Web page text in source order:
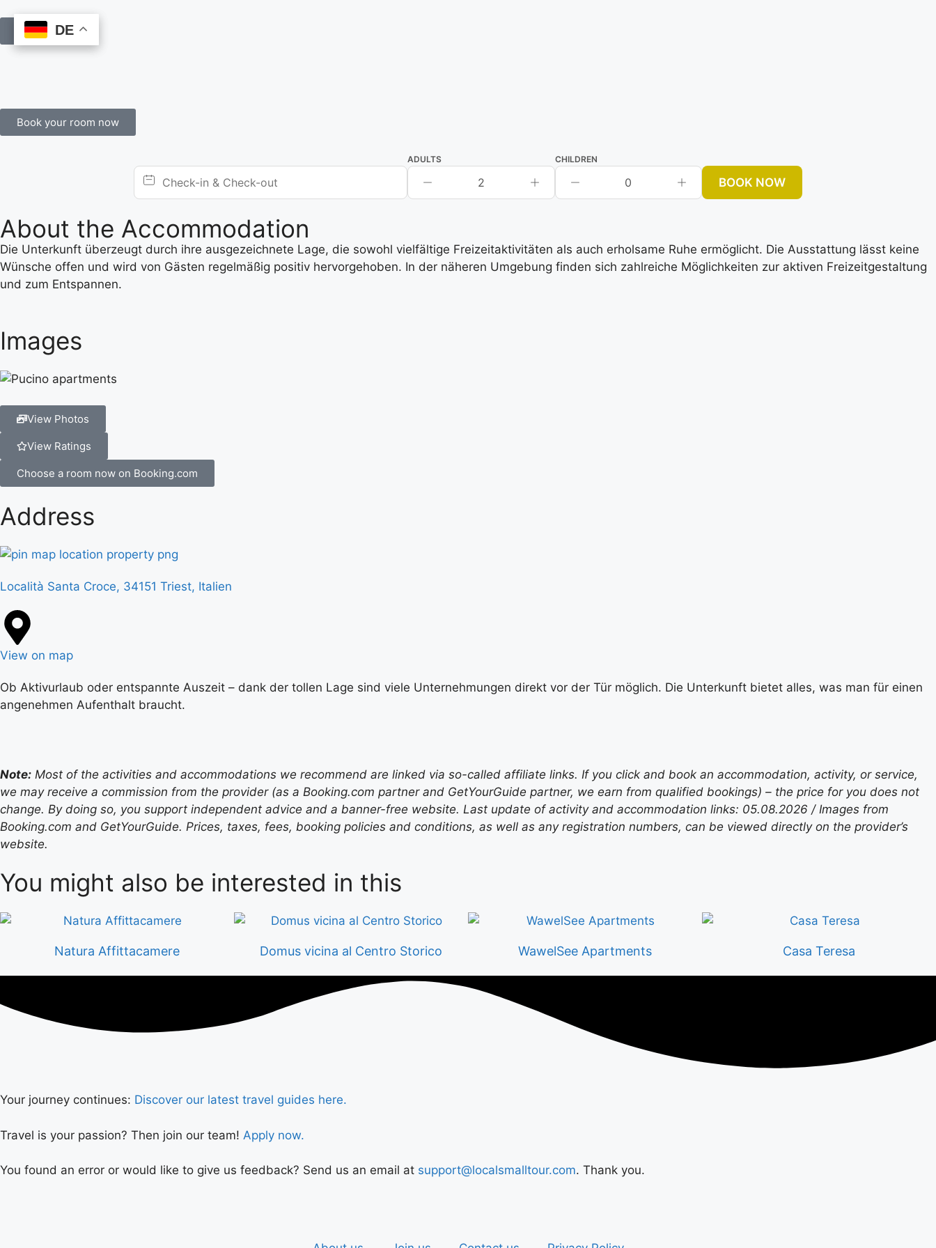
Book Online
Book your room now
ADULTS
2
CHILDREN
0 BOOK NOW
About the Accommodation
Die Unterkunft überzeugt durch ihre ausgezeichnete Lage, die sowohl vielfältige Freizeitaktivitäten als auch erholsame Ruhe ermöglicht. Die Ausstattung lässt keine
Wünsche offen und wird von Gästen regelmäßig positiv hervorgehoben. In der näheren Umgebung finden sich zahlreiche Möglichkeiten zur aktiven Freizeitgestaltung
und zum Entspannen.
Images
View Photos
View Ratings
Choose a room now on Booking.com
Address
Località Santa Croce, 34151 Triest, Italien
View on map
Ob Aktivurlaub oder entspannte Auszeit – dank der tollen Lage sind viele Unternehmungen direkt vor der Tür möglich. Die Unterkunft bietet alles, was man für einen
angenehmen Aufenthalt braucht.
Note: Most of the activities and accommodations we recommend are linked via so-called affiliate links. If you click and book an accommodation, activity, or service,
we may receive a commission from the provider (as a Booking.com partner and GetYourGuide partner, we earn from qualified bookings) – the price for you does not
change. By doing so, you support independent advice and a banner-free website. Last update of activity and accommodation links: 05.08.2026 / Images from
Booking.com and GetYourGuide. Prices, taxes, fees, booking policies and conditions, as well as any registration numbers, can be viewed directly on the provider’s
website.
You might also be interested in this
Natura Affittacamere Domus vicina al Centro Storico WawelSee Apartments Casa Teresa
Your journey continues: Discover our latest travel guides here.
Travel is your passion? Then join our team! Apply now.
You found an error or would like to give us feedback? Send us an email at support@localsmalltour.com. Thank you.
DE
DE